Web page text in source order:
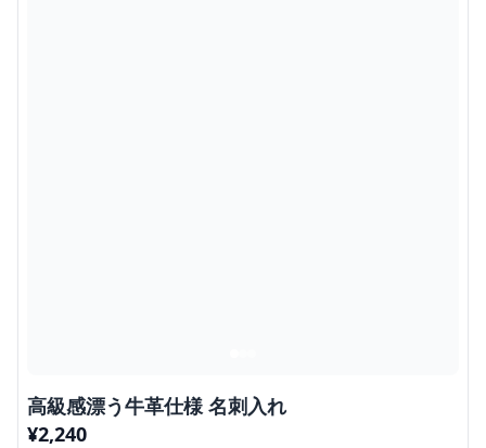
高級感漂う牛革仕様 名刺入れ
¥2,240